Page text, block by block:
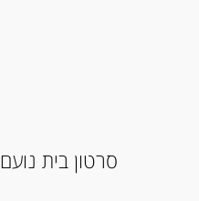
סרטון בית נועם